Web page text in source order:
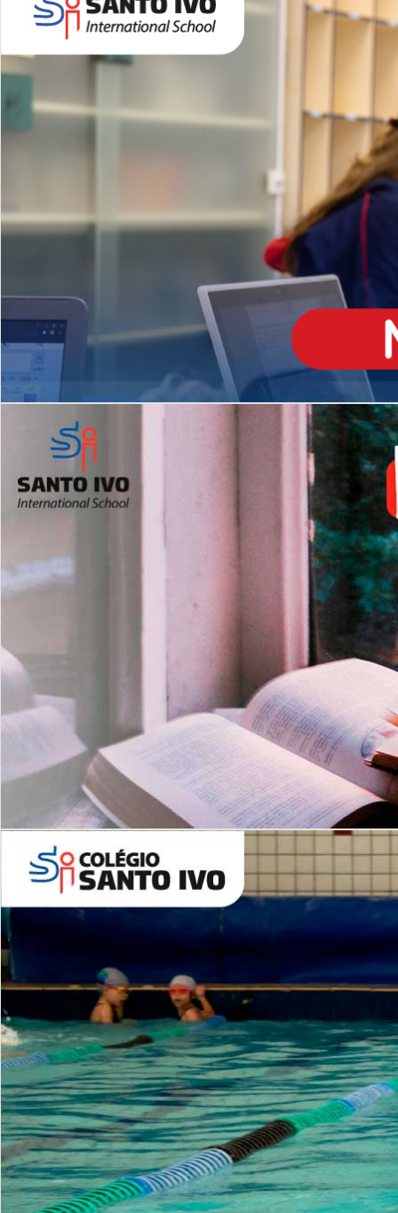
Matrículas Abertas 2026
Leituras Literárias
EDUCAÇÃO INFANTIL
Inglês todos os dias
MÉDIO
igh School
Dupla Diplomação
2º AO 5º ANO FUNDAMENTAL
es
Com imersão Bilingue - Anos
Finais
6º AO 9º ANO FUNDAMENTAL
Inglês: Turmas Reduzidas
(Proficiência)
ALUNOS NOVOS
Entre em Contato
INSTITUCIONAL